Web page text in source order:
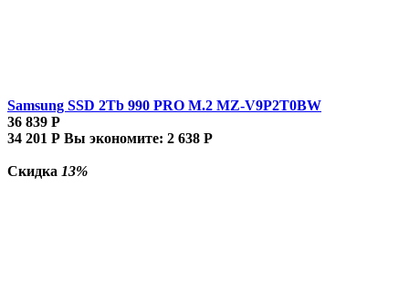
Samsung SSD 2Tb 990 PRO M.2 MZ-V9P2T0BW
36 839 Р
34 201 Р Вы экономите: 2 638 Р
Скидка 13%